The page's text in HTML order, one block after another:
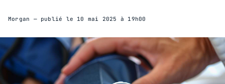
Morgan — publié le 10 mai 2025 à 19h00